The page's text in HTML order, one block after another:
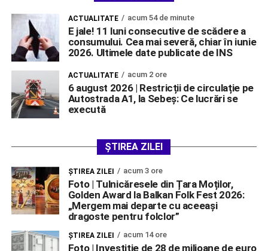
ACTUALITATE acum 54 de minute
E jale! 11 luni consecutive de scădere a
consumului. Cea mai severă, chiar în iunie
2026. Ultimele date publicate de INS
ACTUALITATE acum 2 ore
6 august 2026 | Restricții de circulație pe
Autostrada A1, la Sebeș: Ce lucrări se
execută
ȘTIREA ZILEI
ŞTIREA ZILEI acum 3 ore
Foto | Tulnicăresele din Țara Moților,
Golden Award la Balkan Folk Fest 2026:
„Mergem mai departe cu aceeași
dragoste pentru folclor”
ŞTIREA ZILEI acum 14 ore
Foto | Investiție de 28 de milioane de euro